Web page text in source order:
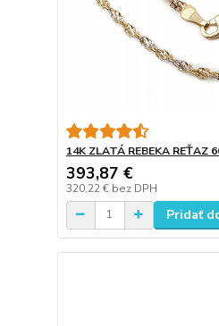
14K ZLATÁ REBEKA REŤAZ
393,87 €
320,22 € bez DPH
Pridať